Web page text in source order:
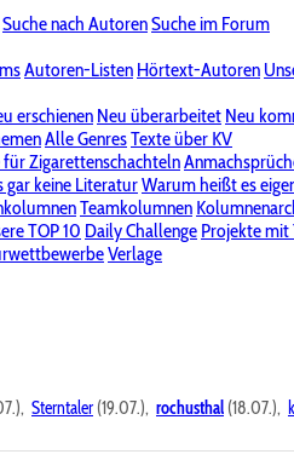
Suche nach AutorenSuche im Forum
Autoren-Listen Hörtext-Autoren
erschienen Neu überarbeitet Neu
Alle GenresTexte über KV
Zigarettenschachteln
gar keine LiteraturWarum heißt es
Teamkolumnen
TOP 10 Daily Challenge Projekte mit
Verlage
"KV-Board"Bereich "Literatur &
für KV Unsere SpenderlisteAlle
& BilderStalkingDatenschutzerklärung
Sterntaler (19.07.), rochusthal (18.07.),